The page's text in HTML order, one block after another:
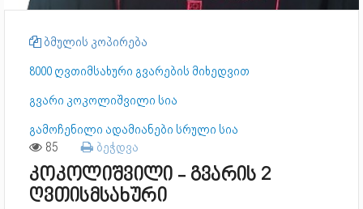
ბმულის კოპირება
8000 ღვთიმსახური გვარების მიხედვით
გვარი კოკოლიშვილი სია
გამოჩენილი ადამიანები სრული სია
85 ბეჭდვა
კოკოლიშვილი - გვარის 2
ღვთისმსახური